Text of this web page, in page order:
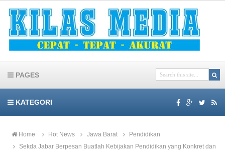
PAGES
KATEGORI
Home Hot News Jawa Barat
Pendidikan
Sekda Jabar Berpesan Buatlah Kebijakan Pendidikan yang Konkret dan